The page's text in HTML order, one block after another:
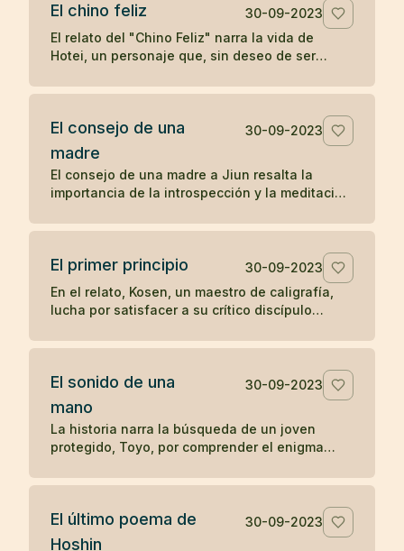
la muerte.
El chino feliz
30-09-2023
El relato del "Chino Feliz" narra la vida de
Hotei, un personaje que, sin deseo de ser
alegría a los niños con dulces y frutas,
cambio de su atención. Su simple acción de
dejar caer y recoger su saco en respuesta a
preguntas sobre el significado y la realización
del zen, ilustra una enseñanza zen sobre la
simplicidad y el desapego.
El consejo de una
madre
30-09-2023
El consejo de una madre a Jiun resalta la
importancia de la introspección y la meditación
en contraposición a la mera acumulación de
de este relato, se subraya el valor del auto-
conocimiento personal sobre la enseñanza
erudita y superficial.
El primer principio
30-09-2023
En el relato, Kosen, un maestro de caligrafía,
lucha por satisfacer a su crítico discípulo
principio" que se tallará en la puerta del templo
una ausencia momentánea del discípulo para
finalmente crear una obra maestra. El relato
ilustra cómo la espontaneidad y la liberación
de juicios externos pueden conducir a la
creativa.
El sonido de una
mano
30-09-2023
La historia narra la búsqueda de un joven
protegido, Toyo, por comprender el enigma
sonido de una mano. A través de la meditación
mundanos, Toyo finalmente llega a la
realización del sonido insonoro, simbolizando
El último poema de
Hoshin
30-09-2023